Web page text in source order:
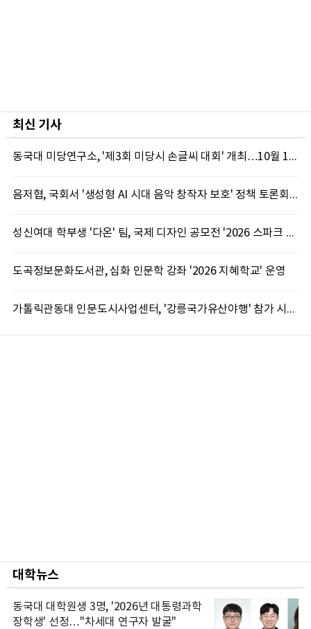
최신 기사
동국대 미당연구소, '제3회 미당시 손글씨 대회' 개최…10월 12일까지 접수
음저협, 국회서 '생성형 AI 시대 음악 창작자 보호' 정책 토론회 10일 개최
성신여대 학부생 '다온' 팀, 국제 디자인 공모전 '2026 스파크 어워드' 동상 수상
도곡정보문화도서관, 심화 인문학 강좌 '2026 지혜학교' 운영
가톨릭관동대 인문도시사업센터, '강릉국가유산야행' 참가 시민 15명 모집
대학뉴스
동국대 대학원생 3명, '2026년 대통령과학
장학생' 선정…"차세대 연구자 발굴"